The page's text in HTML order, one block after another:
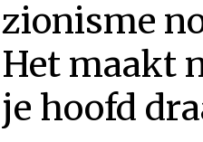
zionisme
Het maakt
je hoofd